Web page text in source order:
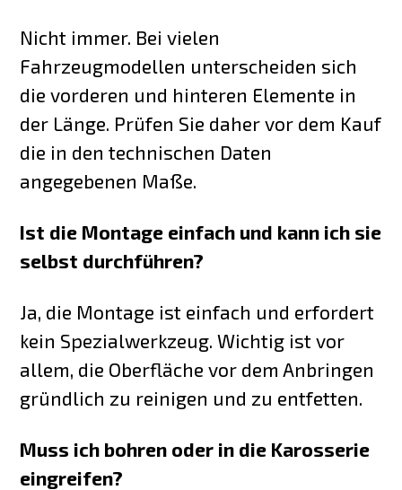
Nicht immer. Bei vielen
Fahrzeugmodellen unterscheiden sich
die vorderen und hinteren Elemente in
der Länge. Prüfen Sie daher vor dem Kauf
die in den technischen Daten
angegebenen Maße.
Ist die Montage einfach und kann ich sie
selbst durchführen?
Ja, die Montage ist einfach und erfordert
kein Spezialwerkzeug. Wichtig ist vor
allem, die Oberfläche vor dem Anbringen
gründlich zu reinigen und zu entfetten.
Muss ich bohren oder in die Karosserie
eingreifen?